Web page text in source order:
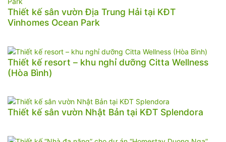
Thiết kế sân vườn Địa Trung Hải tại KĐT
Vinhomes Ocean Park
Thiết kế resort – khu nghỉ dưỡng Citta Wellness
(Hòa Bình)
Thiết kế sân vườn Nhật Bản tại KĐT Splendora